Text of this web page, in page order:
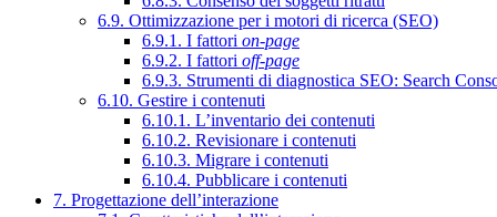
6.9. Ottimizzazione per i motori di ricerca (SEO)
6.9.1. I fattori on-page
6.9.2. I fattori off-page
6.9.3. Strumenti di diagnostica SEO: Search
6.10. Gestire i contenuti
6.10.1. L’inventario dei contenuti
6.10.2. Revisionare i contenuti
6.10.3. Migrare i contenuti
6.10.4. Pubblicare i contenuti
7. Progettazione dell’interazione